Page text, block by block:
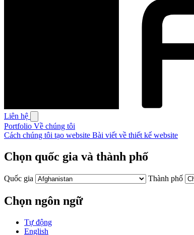
Liên hệ
Portfolio Về chúng tôi
Cách chúng tôi tạo website Bài viết về thiết kế website
Chọn quốc gia và thành phố
Quốc gia Thành phố
Chọn ngôn ngữ
Tự động
English